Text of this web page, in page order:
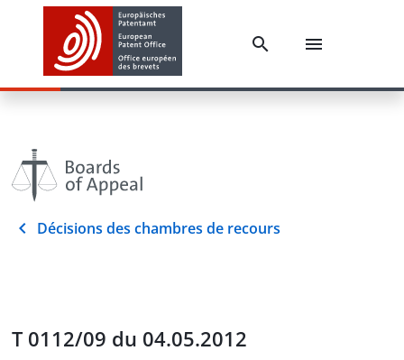
Décisions des chambres de recours
T 0112/09 du 04.05.2012